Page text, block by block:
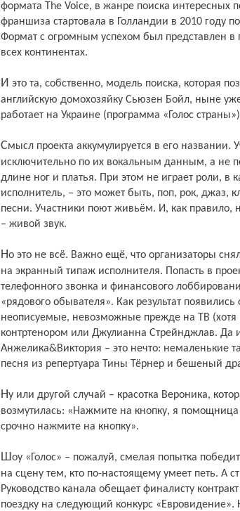
формата The Voice, в жанре поиска интересных
франшиза стартовала в Голландии в 2010 году
Формат с огромным успехом был представлен в
всех континентах.
И это та, собственно, модель поиска, которая позволила вывести на свет 47-летнюю
английскую домохозяйку Сьюзен Бойл, ныне
работает на Украине (программа «Голос
Смысл проекта аккумулируется в его названии. Участников проекта отбирают
исключительно по их вокальным данным, а не
длине ног и платья. При этом не играет роли, в
исполнитель, – это может быть, поп, рок, джаз,
песни. Участники поют живьём. И, как правило,
– живой звук.
Но это не всё. Важно ещё, что организаторы сняли массу искусственных ограничений
на экранный типаж исполнителя. Попасть в
телефонного звонка и финансового
«рядового обывателя». Как результат
неописуемые, невозможные прежде на ТВ (хотя
контртенором или Джулианна Стрейнджлав. Да и
Анжелика&Виктория – это нечто: немаленькие
песня из репертуара Тины Тёрнер и бешеный
Ну или другой случай – красотка Вероника, которая никем не была отобрана и сильно
возмутилась: «Нажмите на кнопку, я
срочно нажмите на кнопку».
Шоу «Голос» – пожалуй, смелая попытка победить гламур и возможность пробиться
на сцену тем, кто по-настоящему умеет петь. А
Руководство канала обещает финалисту
поездку на следующий конкурс